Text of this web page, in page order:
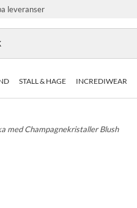
leveranser
STALL & HAGE INCREDIWEAR
med Champagnekristaller Blush